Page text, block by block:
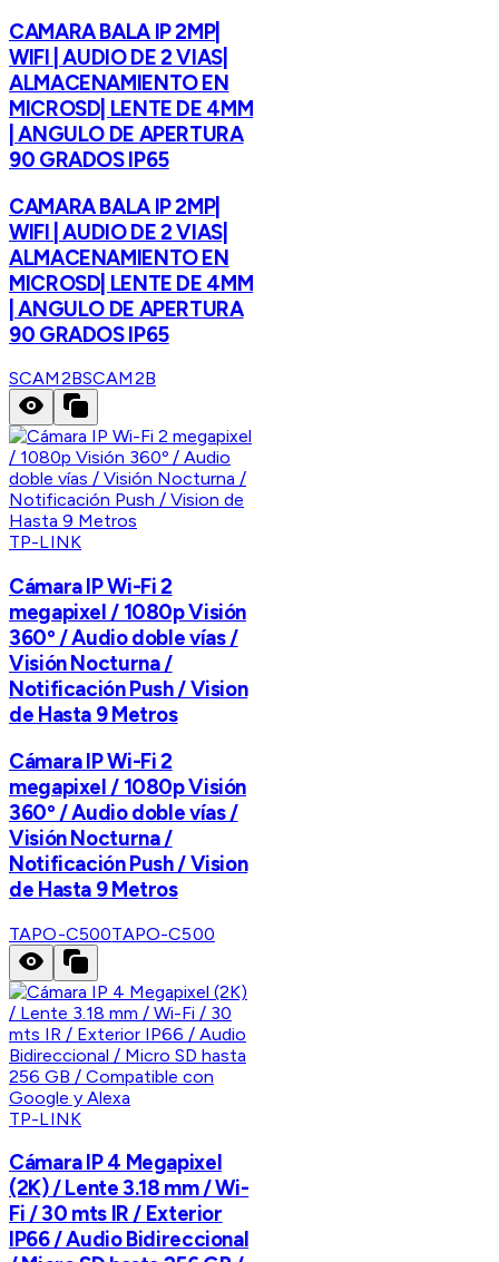
CAMARA BALA IP 2MP|
WIFI | AUDIO DE 2 VIAS|
ALMACENAMIENTO EN
MICROSD| LENTE DE 4MM
| ANGULO DE APERTURA
90 GRADOS IP65
CAMARA BALA IP 2MP|
WIFI | AUDIO DE 2 VIAS|
ALMACENAMIENTO EN
MICROSD| LENTE DE 4MM
| ANGULO DE APERTURA
90 GRADOS IP65
SCAM2BSCAM2B
TP-LINK
Cámara IP Wi-Fi 2
megapixel / 1080p Visión
360º / Audio doble vías /
Visión Nocturna /
Notificación Push / Vision
de Hasta 9 Metros
Cámara IP Wi-Fi 2
megapixel / 1080p Visión
360º / Audio doble vías /
Visión Nocturna /
Notificación Push / Vision
de Hasta 9 Metros
TAPO-C500TAPO-C500
TP-LINK
Cámara IP 4 Megapixel
(2K) / Lente 3.18 mm / Wi-
Fi / 30 mts IR / Exterior
IP66 / Audio Bidireccional